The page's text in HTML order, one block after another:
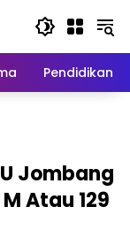
Pendidikan
Jombang
Atau 129